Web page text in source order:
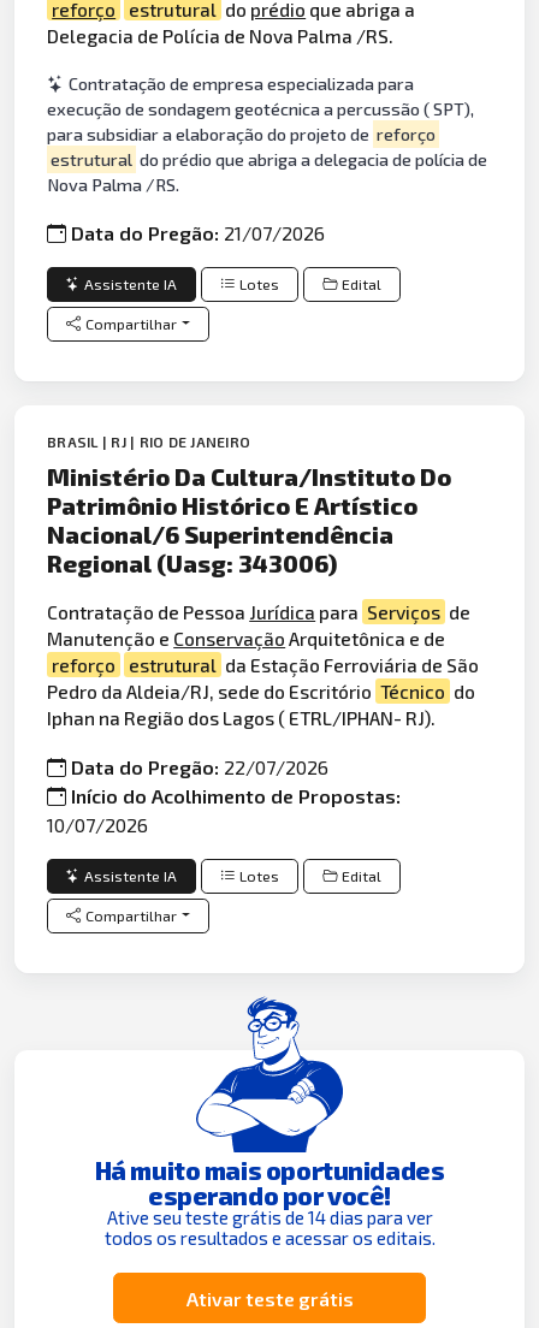
reforço estrutural do prédio que abriga a
Delegacia de Polícia de Nova Palma /RS.
Contratação de empresa especializada para
execução de sondagem geotécnica a percussão ( SPT),
para subsidiar a elaboração do projeto de reforço
estrutural do prédio que abriga a delegacia de polícia de
Nova Palma /RS.
Data do Pregão: 21/07/2026
Assistente IA Lotes Edital
Compartilhar
BRASIL | RJ | RIO DE JANEIRO
Ministério Da Cultura/Instituto Do
Patrimônio Histórico E Artístico
Nacional/6 Superintendência
Regional (Uasg: 343006)
Contratação de Pessoa Jurídica para Serviços de
Manutenção e Conservação Arquitetônica e de
reforço
estrutural da Estação Ferroviária de São
Pedro da Aldeia/RJ, sede do Escritório Técnico do
Iphan na Região dos Lagos ( ETRL/IPHAN- RJ).
Data do Pregão: 22/07/2026
Início do Acolhimento de Propostas:
10/07/2026
Assistente IA Lotes Edital
Compartilhar
Há muito mais oportunidades
esperando por você!
Ative seu teste grátis de 14 dias para ver
todos os resultados e acessar os editais.
Ativar teste grátis